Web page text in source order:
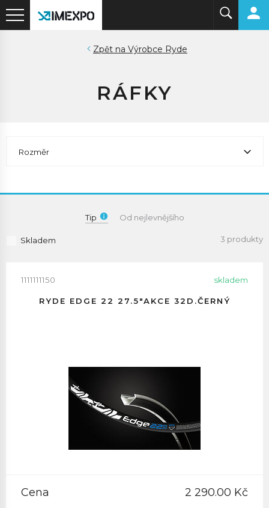
Výrobce Ryde
RÁFKY
Rozměr
Tip Od nejlevnějšího
Skladem 3 produkty
1111111150 skladem
RYDE EDGE 22 27.5"AKCE 32D.ČERNÝ
Cena 2 290.00 Kč